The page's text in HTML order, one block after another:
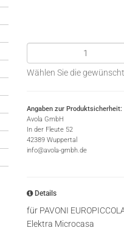
Wählen Sie die
Angaben zur Produktsicherheit:
Avola GmbH
In der Fleute 52
42389 Wuppertal
info@avola-gmbh.de
Details
für PAVONI
Elektra Microcasa